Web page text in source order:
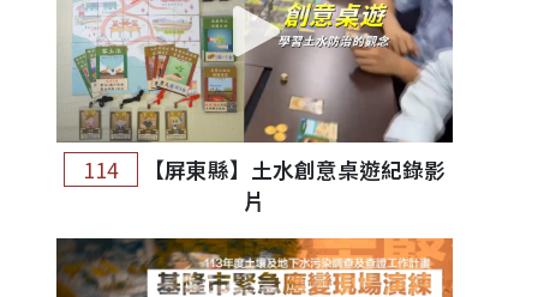
114
【屏東縣】土水創意桌遊紀錄影
片